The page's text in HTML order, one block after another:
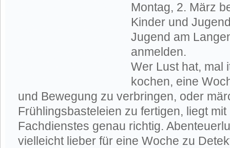
Montag, 2. März
Kinder und
Jugend am
anmelden.
Wer Lust hat, mal
kochen, eine
und Bewegung zu verbringen, oder
Frühlingsbasteleien zu fertigen, liegt
Fachdienstes genau richtig.
vielleicht lieber für eine Woche zu